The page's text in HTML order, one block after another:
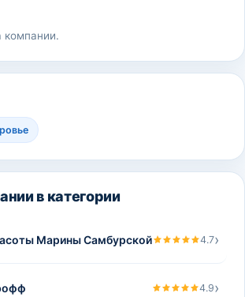
компании.
в категории
Марины Самбурской 4.7›
4.9›